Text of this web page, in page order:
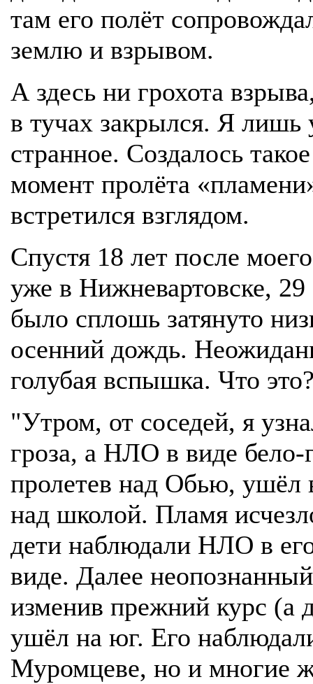
там его полёт
землю и взрывом.
А здесь ни грохота
в тучах закрылся. Я лишь
странное. Создалось
момент пролёта
встретился взглядом.
Спустя 18 лет после
уже в Нижневартовске, 29
было сплошь затянуто
осенний дождь.
голубая вспышка. Что
"Утром, от соседей, я
гроза, а НЛО в виде бело-
пролетев над Обью, ушёл
над школой. Пламя
дети наблюдали НЛО в
виде. Далее
изменив прежний курс (а
ушёл на юг. Его
Муромцеве, но и многие